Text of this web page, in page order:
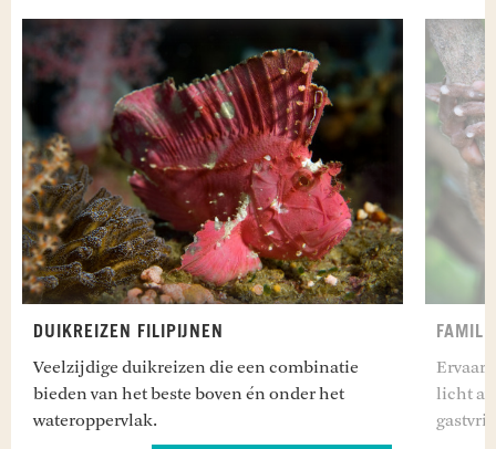
DUIKREIZEN FILIPIJNEN
Veelzijdige duikreizen die een combinatie
bieden van het beste boven én onder het
wateroppervlak.
Ervaar
licht